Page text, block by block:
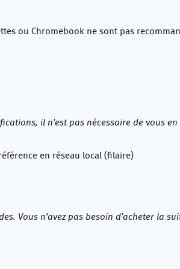
ou Chromebook ne sont pas
il n'est pas nécessaire de vous en
en réseau local (filaire)
Vous n'avez pas besoin d’acheter la